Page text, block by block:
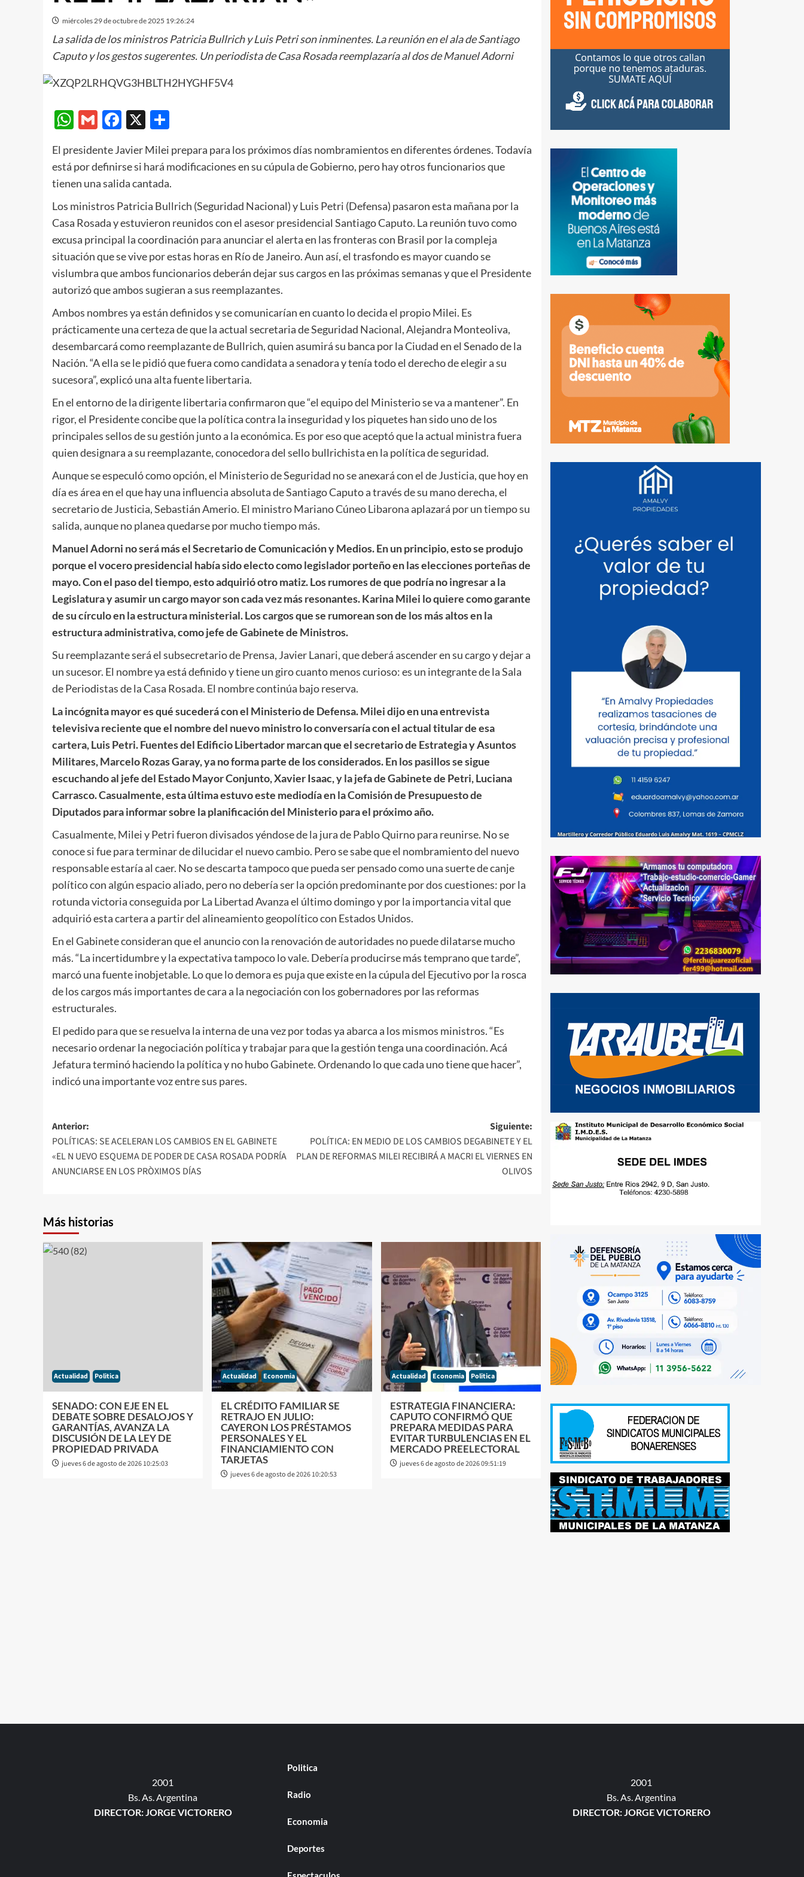
miércoles 29 de octubre de 2025 19:26:24
La salida de los ministros Patricia Bullrich y Luis Petri son inminentes. La reunión en el ala de Santiago
Caputo y los gestos sugerentes. Un periodista de Casa Rosada reemplazaría al dos de Manuel Adorni
WhatsApp
GmailFacebook
X
El presidente Javier Milei prepara para los próximos días nombramientos en diferentes órdenes. Todavía
está por definirse si hará modificaciones en su cúpula de Gobierno, pero hay otros funcionarios que
tienen una salida cantada.
Los ministros Patricia Bullrich (Seguridad Nacional) y Luis Petri (Defensa) pasaron esta mañana por la
Casa Rosada y estuvieron reunidos con el asesor presidencial Santiago Caputo. La reunión tuvo como
excusa principal la coordinación para anunciar el alerta en las fronteras con Brasil por la compleja
situación que se vive por estas horas en Río de Janeiro. Aun así, el trasfondo es mayor cuando se
vislumbra que ambos funcionarios deberán dejar sus cargos en las próximas semanas y que el Presidente
autorizó que ambos sugieran a sus reemplazantes.
Ambos nombres ya están definidos y se comunicarían en cuanto lo decida el propio Milei. Es
prácticamente una certeza de que la actual secretaria de Seguridad Nacional, Alejandra Monteoliva,
desembarcará como reemplazante de Bullrich, quien asumirá su banca por la Ciudad en el Senado de la
Nación. “A ella se le pidió que fuera como candidata a senadora y tenía todo el derecho de elegir a su
sucesora”, explicó una alta fuente libertaria.
En el entorno de la dirigente libertaria confirmaron que “el equipo del Ministerio se va a mantener”. En
rigor, el Presidente concibe que la política contra la inseguridad y los piquetes han sido uno de los
principales sellos de su gestión junto a la económica. Es por eso que aceptó que la actual ministra fuera
quien designara a su reemplazante, conocedora del sello bullrichista en la política de seguridad.
Aunque se especuló como opción, el Ministerio de Seguridad no se anexará con el de Justicia, que hoy en
día es área en el que hay una influencia absoluta de Santiago Caputo a través de su mano derecha, el
secretario de Justicia, Sebastián Amerio. El ministro Mariano Cúneo Libarona aplazará por un tiempo su
salida, aunque no planea quedarse por mucho tiempo más.
Manuel Adorni no será más el Secretario de Comunicación y Medios. En un principio, esto se produjo
porque el vocero presidencial había sido electo como legislador porteño en las elecciones porteñas de
mayo. Con el paso del tiempo, esto adquirió otro matiz. Los rumores de que podría no ingresar a la
Legislatura y asumir un cargo mayor son cada vez más resonantes. Karina Milei lo quiere como garante
de su círculo en la estructura ministerial. Los cargos que se rumorean son de los más altos en la
estructura administrativa, como jefe de Gabinete de Ministros.
Su reemplazante será el subsecretario de Prensa, Javier Lanari, que deberá ascender en su cargo y dejar a
un sucesor. El nombre ya está definido y tiene un giro cuanto menos curioso: es un integrante de la Sala
de Periodistas de la Casa Rosada. El nombre continúa bajo reserva.
La incógnita mayor es qué sucederá con el Ministerio de Defensa. Milei dijo en una entrevista
televisiva reciente que el nombre del nuevo ministro lo conversaría con el actual titular de esa
cartera, Luis Petri. Fuentes del Edificio Libertador marcan que el secretario de Estrategia y Asuntos
Militares, Marcelo Rozas Garay, ya no forma parte de los considerados. En los pasillos se sigue
escuchando al jefe del Estado Mayor Conjunto, Xavier Isaac, y la jefa de Gabinete de Petri, Luciana
Carrasco. Casualmente, esta última estuvo este mediodía en la Comisión de Presupuesto de
Diputados para informar sobre la planificación del Ministerio para el próximo año.
Casualmente, Milei y Petri fueron divisados yéndose de la jura de Pablo Quirno para reunirse. No se
conoce si fue para terminar de dilucidar el nuevo cambio. Pero se sabe que el nombramiento del nuevo
responsable estaría al caer. No se descarta tampoco que pueda ser pensado como una suerte de canje
político con algún espacio aliado, pero no debería ser la opción predominante por dos cuestiones: por la
rotunda victoria conseguida por La Libertad Avanza el último domingo y por la importancia vital que
adquirió esta cartera a partir del alineamiento geopolítico con Estados Unidos.
En el Gabinete consideran que el anuncio con la renovación de autoridades no puede dilatarse mucho
más. “La incertidumbre y la expectativa tampoco lo vale. Debería producirse más temprano que tarde”,
marcó una fuente inobjetable. Lo que lo demora es puja que existe en la cúpula del Ejecutivo por la rosca
de los cargos más importantes de cara a la negociación con los gobernadores por las reformas
estructurales.
El pedido para que se resuelva la interna de una vez por todas ya abarca a los mismos ministros. “Es
necesario ordenar la negociación política y trabajar para que la gestión tenga una coordinación. Acá
Jefatura terminó haciendo la política y no hubo Gabinete. Ordenando lo que cada uno tiene que hacer”,
indicó una importante voz entre sus pares.
Navegación
de
entradas
Anterior:
POLÍTICAS: SE ACELERAN LOS CAMBIOS EN EL GABINETE
«EL N UEVO ESQUEMA DE PODER DE CASA ROSADA PODRÍA
ANUNCIARSE EN LOS PRÒXIMOS DÍAS
Siguiente:
POLÍTICA: EN MEDIO DE LOS CAMBIOS DEGABINETE Y EL
PLAN DE REFORMAS MILEI RECIBIRÁ A MACRI EL VIERNES EN
OLIVOS
Más historias
Actualidad Politica
SENADO: CON EJE EN EL
DEBATE SOBRE DESALOJOS Y
GARANTÍAS, AVANZA LA
DISCUSIÓN DE LA LEY DE
PROPIEDAD PRIVADA
jueves 6 de agosto de 2026 10:25:03
Actualidad Economia
EL CRÉDITO FAMILIAR SE
RETRAJO EN JULIO:
CAYERON LOS PRÉSTAMOS
PERSONALES Y EL
FINANCIAMIENTO CON
TARJETAS
jueves 6 de agosto de 2026 10:20:53
Actualidad Economia Politica
ESTRATEGIA FINANCIERA:
CAPUTO CONFIRMÓ QUE
PREPARA MEDIDAS PARA
EVITAR TURBULENCIAS EN EL
MERCADO PREELECTORAL
jueves 6 de agosto de 2026 09:51:19
2001
Bs. As. Argentina
DIRECTOR: JORGE VICTORERO
Politica
Radio
Economia
Deportes
2001
Bs. As. Argentina
DIRECTOR: JORGE VICTORERO